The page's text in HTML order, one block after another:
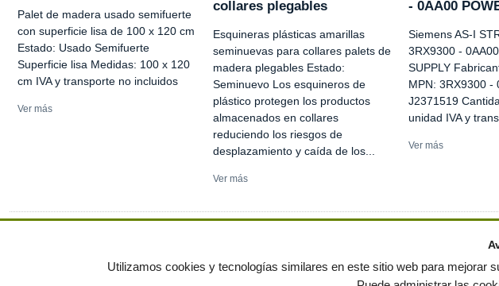
Palet de madera usado semifuerte
con superficie lisa de 100 x 120 cm
Estado: Usado Semifuerte
Superficie lisa Medidas: 100 x 120
cm IVA y transporte no incluidos
Ver más
collares plegables
Esquineras plásticas amarillas
seminuevas para collares palets de
madera plegables Estado:
Seminuevo Los esquineros de
plástico protegen los productos
almacenados en collares
reduciendo los riesgos de
desplazamiento y caída de los...
Ver más
- 0AA00
Siemens AS-I
3RX9300 -
SUPPLY
MPN: 3RX9300 -
J2371519
unidad IVA y
Ver más
Utilizamos cookies y tecnologías similares en este sitio web para mejorar